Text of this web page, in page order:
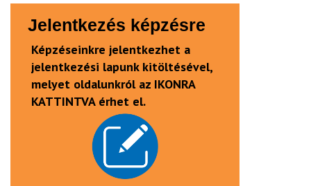
Jelentkezés képzésre
Képzéseinkre jelentkezhet a
jelentkezési lapunk kitöltésével,
melyet oldalunkról az IKONRA
KATTINTVA érhet el.